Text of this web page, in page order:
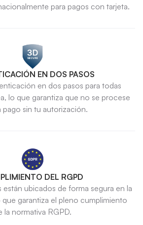
para pagos con tarjeta.
EN DOS PASOS
en dos pasos para todas
lo que garantiza que no se procese
pago sin tu autorización.
DEL RGPD
están ubicados de forma segura en la
garantiza el pleno cumplimiento
la normativa RGPD.